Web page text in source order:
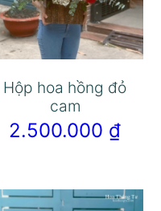
Hộp hoa hồng đỏ
cam
2.500.000 ₫